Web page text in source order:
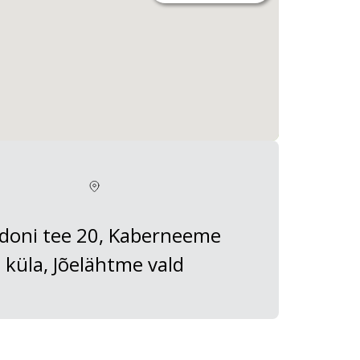
tee 20, Kaberneeme
küla, Jõelähtme vald